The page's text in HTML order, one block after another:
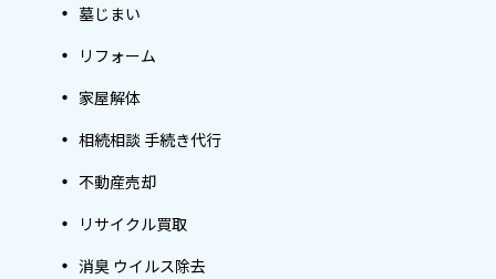
墓じまい
リフォーム
家屋解体
相続相談 手続き代行
不動産売却
リサイクル買取
消臭 ウイルス除去